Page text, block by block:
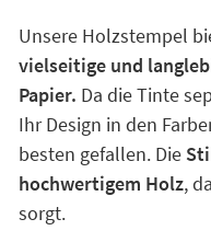
Unsere Holzstempel
vielseitige und
Papier. Da die Tinte
Ihr Design in den
besten gefallen. Die
hochwertigem Holz,
sorgt.